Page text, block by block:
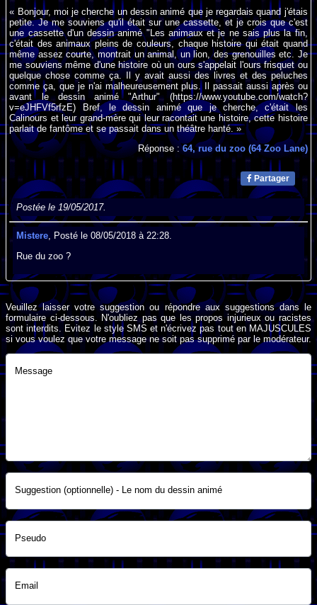
« Bonjour, moi je cherche un dessin animé que je regardais quand j'étais
petite. Je me souviens qu'il était sur une cassette, et je crois que c'est
une cassette d'un dessin animé "Les animaux et je ne sais plus la fin,
c'était des animaux pleins de couleurs, chaque histoire qui était quand
même assez courte, montrait un animal, un lion, des grenouilles etc. Je
me souviens même d'une histoire où un ours s'appelait l'ours frisquet ou
quelque chose comme ça. Il y avait aussi des livres et des peluches
comme ça, que je n'ai malheureusement plus. Il passait aussi après ou
avant le dessin animé "Arthur" (https://www.youtube.com/watch?
v=eJHFVf5rfzE) Bref, le dessin animé que je cherche, c'était les
Calinours et leur grand-mère qui leur racontait une histoire, cette histoire
parlait de fantôme et se passait dans un théâtre hanté. »
Réponse :64, rue du zoo (64 Zoo Lane)
Partager
Postée le 19/05/2017.
Mistere, Posté le 08/05/2018 à 22:28.
Rue du zoo ?
Veuillez laisser votre suggestion ou répondre aux suggestions dans le
formulaire ci-dessous. N'oubliez pas que les propos injurieux ou racistes
sont interdits. Evitez le style SMS et n'écrivez pas tout en MAJUSCULES
si vous voulez que votre message ne soit pas supprimé par le modérateur.
Message
Suggestion (optionnelle) - Le nom du dessin animé
Pseudo
Email